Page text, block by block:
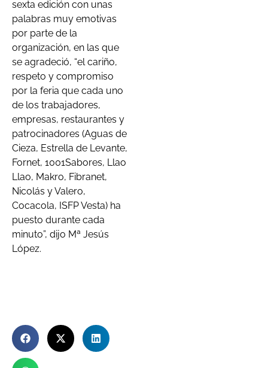
sexta edición con unas
palabras muy emotivas
por parte de la
organización, en las que
se agradeció, “el cariño,
respeto y compromiso
por la feria que cada uno
de los trabajadores,
empresas, restaurantes y
patrocinadores (Aguas de
Cieza, Estrella de Levante,
Fornet, 1001Sabores, Llao
Llao, Makro, Fibranet,
Nicolás y Valero,
Cocacola, ISFP Vesta) ha
puesto durante cada
minuto”, dijo Mª Jesús
López.